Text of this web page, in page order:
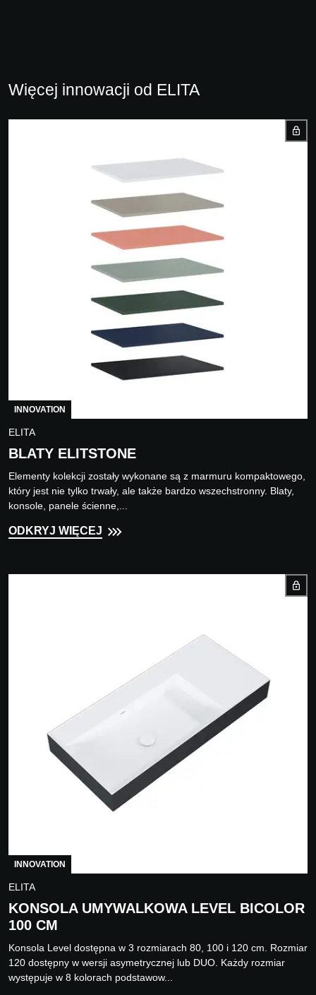
Więcej innowacji od ELITA
INNOVATION
ELITA
BLATY ELITSTONE
Elementy kolekcji zostały wykonane są z marmuru kompaktowego,
który jest nie tylko trwały, ale także bardzo wszechstronny. Blaty,
konsole, panele ścienne,...
ODKRYJ WIĘCEJ
INNOVATION
ELITA
KONSOLA UMYWALKOWA LEVEL BICOLOR
100 CM
Konsola Level dostępna w 3 rozmiarach 80, 100 i 120 cm. Rozmiar
120 dostępny w wersji asymetrycznej lub DUO. Każdy rozmiar
występuje w 8 kolorach podstawow...